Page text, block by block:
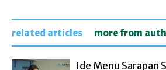
related articles more from
Ide Menu Sarapan